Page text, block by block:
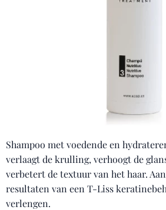
Shampoo met voedende en
verlaagt de krulling, verhoogt de
verbetert de textuur van het haar.
resultaten van een T-Liss
verlengen.